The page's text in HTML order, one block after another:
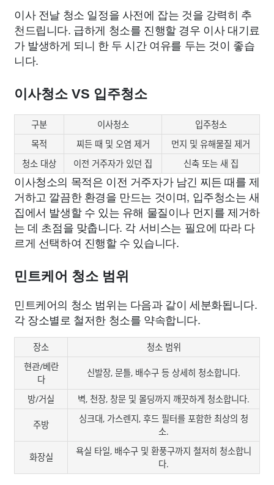
이사 전날 청소 일정을 사전에 잡는 것을 강력히 추
천드립니다. 급하게 청소를 진행할 경우 이사 대기료
가 발생하게 되니 한 두 시간 여유를 두는 것이 좋습
니다.
이사청소 VS 입주청소
구분 이사청소
입주청소
목적
찌든 때 및 오염 제거
먼지 및 유해물질 제거
청소 대상
이전 거주자가 있던 집 신축 또는 새 집
이사청소의 목적은 이전 거주자가 남긴 찌든 때를 제
거하고 깔끔한 환경을 만드는 것이며, 입주청소는 새
집에서 발생할 수 있는 유해 물질이나 먼지를 제거하
는 데 초점을 맞춥니다. 각 서비스는 필요에 따라 다
르게 선택하여 진행할 수 있습니다.
민트케어 청소 범위
민트케어의 청소 범위는 다음과 같이 세분화됩니다.
각 장소별로 철저한 청소를 약속합니다.
장소
청소 범위
현관/베란
다
신발장, 문틀, 배수구 등 상세히 청소합니다.
방/거실 벽, 천장, 창문 및 몰딩까지 깨끗하게 청소합니다.
주방
싱크대, 가스렌지, 후드 필터를 포함한 최상의 청
소.
화장실
욕실 타일, 배수구 및 환풍구까지 철저히 청소합니
다.